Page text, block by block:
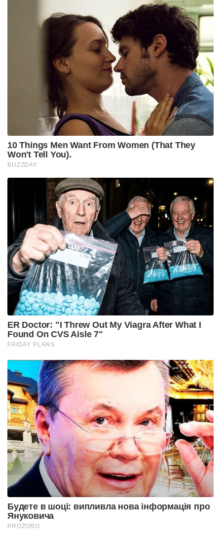
10 Things Men Want From Women (That They
Won't Tell You).
BUZZDAY
ER Doctor: "I Threw Out My Viagra After What I
Found On CVS Aisle 7"
FRIDAY PLANS
Будете в шоці: випливла нова інформація про
Януковича
PROZORO